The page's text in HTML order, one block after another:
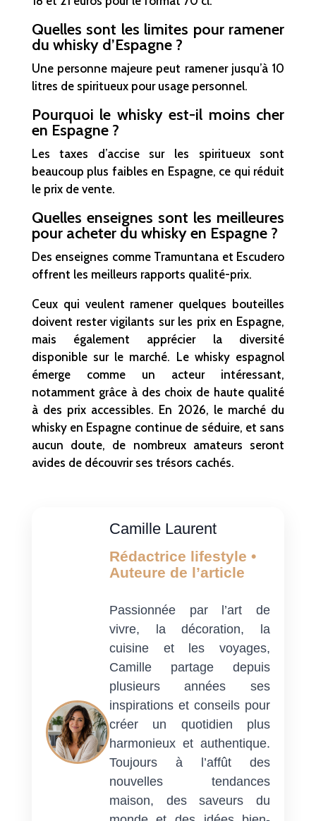
Quelles sont les limites pour ramener
du whisky d’Espagne ?
Une personne majeure peut ramener jusqu’à 10
litres de spiritueux pour usage personnel.
Pourquoi le whisky est-il moins cher
en Espagne ?
Les taxes d’accise sur les spiritueux sont
beaucoup plus faibles en Espagne, ce qui réduit
le prix de vente.
Quelles enseignes sont les meilleures
pour acheter du whisky en Espagne ?
Des enseignes comme Tramuntana et Escudero
offrent les meilleurs rapports qualité-prix.
Ceux qui veulent ramener quelques bouteilles
doivent rester vigilants sur les prix en Espagne,
mais également apprécier la diversité
disponible sur le marché. Le whisky espagnol
émerge comme un acteur intéressant,
notamment grâce à des choix de haute qualité
à des prix accessibles. En 2026, le marché du
whisky en Espagne continue de séduire, et sans
aucun doute, de nombreux amateurs seront
avides de découvrir ses trésors cachés.
Camille Laurent
Rédactrice lifestyle •
Auteure de l’article
Passionnée par l’art de
vivre, la décoration, la
cuisine et les voyages,
Camille partage depuis
plusieurs années ses
inspirations et conseils pour
créer un quotidien plus
harmonieux et authentique.
Toujours à l’affût des
nouvelles tendances
maison, des saveurs du